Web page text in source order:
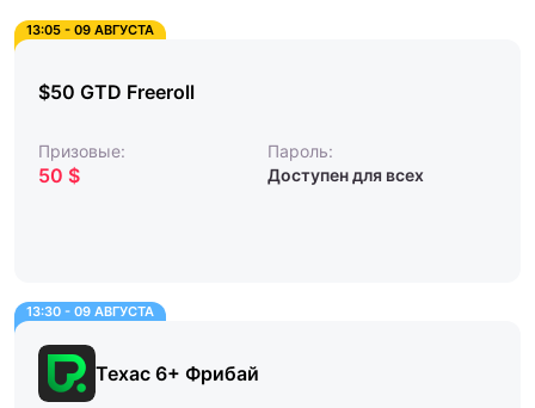
13:05 - 09 АВГУСТА
$50 GTD Freeroll
Призовые:
50 $
Пароль:
Доступен для всех
13:30 - 09 АВГУСТА
Техас 6+ Фрибай